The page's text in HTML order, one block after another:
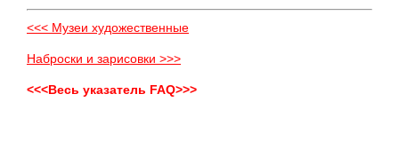
<<< Музеи художественные
Наброски и зарисовки >>>
<<<Весь указатель FAQ>>>